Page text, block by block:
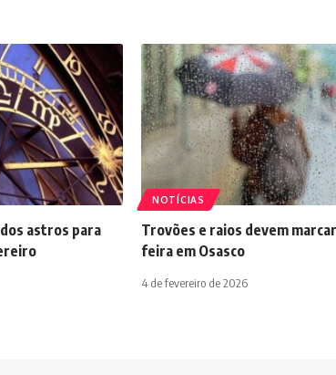
astros para
NOTÍCIAS
Trovões e raios devem
feira em Osasco
4 de fevereiro de 2026